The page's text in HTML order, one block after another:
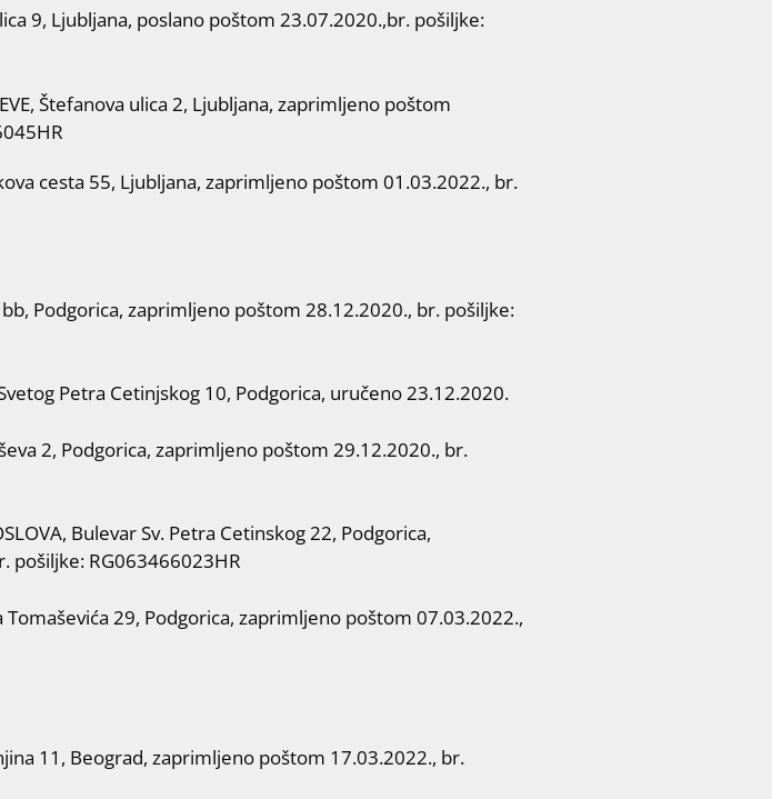
9, Ljubljana, poslano poštom 23.07.2020.,br. pošiljke:
Štefanova ulica 2, Ljubljana, zaprimljeno poštom
cesta 55, Ljubljana, zaprimljeno poštom 01.03.2022., br.
bb, Podgorica, zaprimljeno poštom 28.12.2020., br. pošiljke:
Svetog Petra Cetinjskog 10, Podgorica, uručeno 23.12.2020.
2, Podgorica, zaprimljeno poštom 29.12.2020., br.
Bulevar Sv. Petra Cetinskog 22, Podgorica,
pošiljke: RG063466023HR
Tomaševića 29, Podgorica, zaprimljeno poštom 07.03.2022.,
11, Beograd, zaprimljeno poštom 17.03.2022., br.